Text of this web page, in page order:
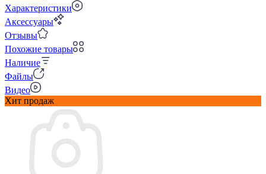
Характеристики
Аксессуары
Отзывы
Похожие товары
Наличие
Файлы
Видео
Хит продаж